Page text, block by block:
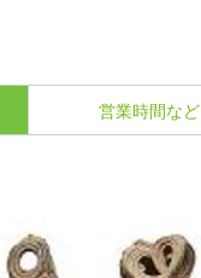
営業時間など